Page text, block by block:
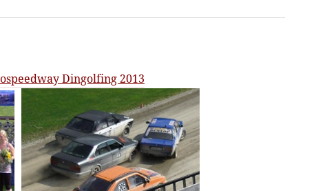
Dingolfing 2013